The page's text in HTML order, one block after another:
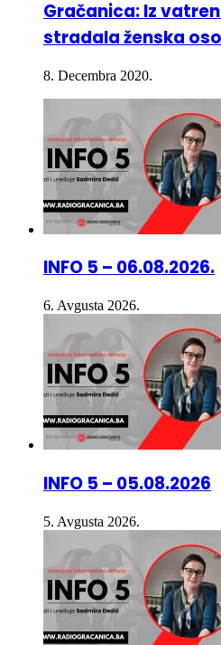
Gračanica: Iz
stradala ženska
INFO 5 – 06.08.2026.
6. Avgusta 2026.
INFO 5 – 05.08.2026
5. Avgusta 2026.